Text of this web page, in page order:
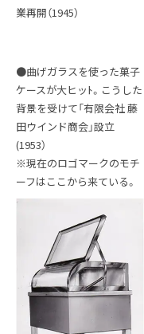
業再開（1945）
●曲げガラスを使った菓子
ケースが大ヒッﾄ。こうした
背景を受けて「有限会社 藤
田ウインド商会」設立
(1953）
※現在のロゴマークのモチ
ーフはここから来ている。